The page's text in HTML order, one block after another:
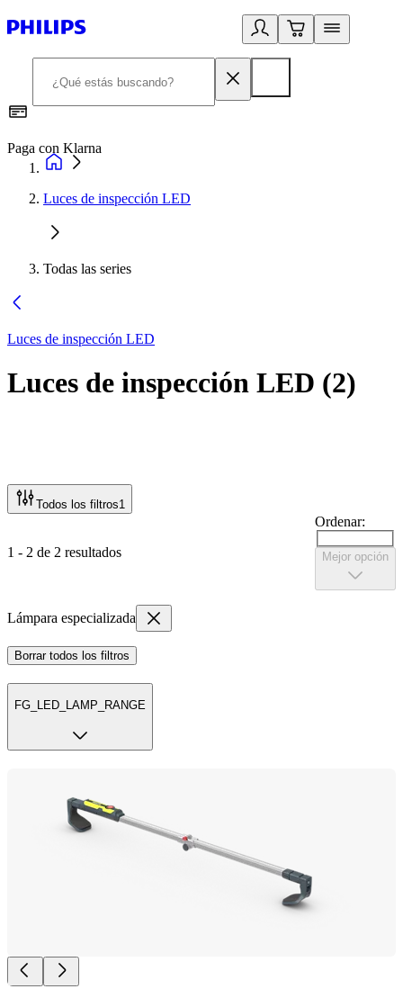
Paga con Klarna
Luces de inspección LED
Todas las series
Luces de inspección LED
Luces de inspección LED (2)
Todos los filtros1
1 - 2 de 2 resultados
Ordenar:
Mejor opción
Lámpara especializada
Borrar todos los filtros
FG_LED_LAMP_RANGE